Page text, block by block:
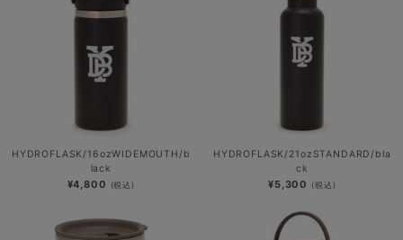
HYDROFLASK/16ozWIDEMOUTH/b
lack
¥4,800 (税込)
HYDROFLASK/21ozSTANDARD/bla
ck
¥5,300 (税込)